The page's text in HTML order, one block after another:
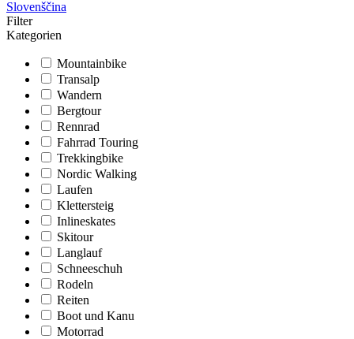
Slovenščina
Filter
Kategorien
Mountainbike
Transalp
Wandern
Bergtour
Rennrad
Fahrrad Touring
Trekkingbike
Nordic Walking
Laufen
Klettersteig
Inlineskates
Skitour
Langlauf
Schneeschuh
Rodeln
Reiten
Boot und Kanu
Motorrad